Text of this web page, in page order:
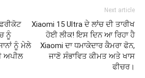
ਨੂੰ
ਨੂੰ ਮੇਲੇ
ਅਪੀਲ
Next article
Xiaomi 15 Ultra ਦੇ ਲਾਂਚ ਦੀ ਤਾਰੀਖ
ਹੋਈ ਲੀਕ! ਇਸ ਦਿਨ ਆ ਰਿਹਾ ਹੈ
Xiaomi ਦਾ ਧਮਾਕੇਦਾਰ ਕੈਮਰਾ ਫੋਨ,
ਜਾਣੋ ਸੰਭਾਵਿਤ ਕੀਮਤ ਅਤੇ ਖਾਸ
ਫੀਚਰ।